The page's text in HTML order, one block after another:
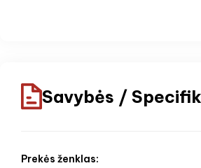
Savybės /
Prekės ženklas: